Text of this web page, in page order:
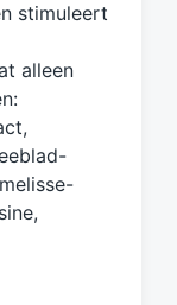
stimuleert
alleen